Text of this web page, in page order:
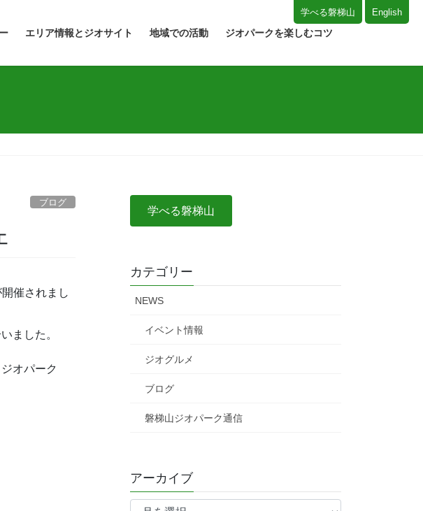
エリア情報とジオサイト 地域での活動 ジオパークを楽しむコツ
学べる磐梯山 English
ブログ
催されまし
ました。
オパーク
学べる磐梯山
カテゴリー
NEWS
イベント情報
ジオグルメ
ブログ
磐梯山ジオパーク通信
アーカイブ
ア